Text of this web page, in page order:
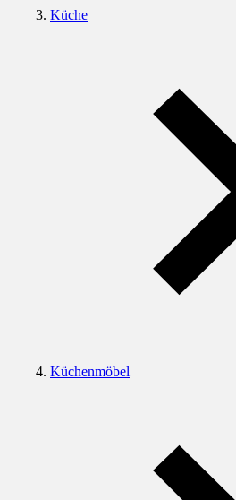
Küche
Küchenmöbel